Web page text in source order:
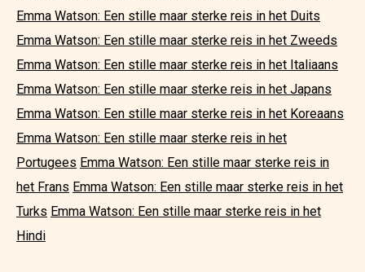
Emma Watson: Een stille maar sterke reis in het Duits
Emma Watson: Een stille maar sterke reis in het Zweeds
Emma Watson: Een stille maar sterke reis in het Italiaans
Emma Watson: Een stille maar sterke reis in het Japans
Emma Watson: Een stille maar sterke reis in het Koreaans
Emma Watson: Een stille maar sterke reis in het
Portugees Emma Watson: Een stille maar sterke reis in
het Frans Emma Watson: Een stille maar sterke reis in het
Turks Emma Watson: Een stille maar sterke reis in het
Hindi